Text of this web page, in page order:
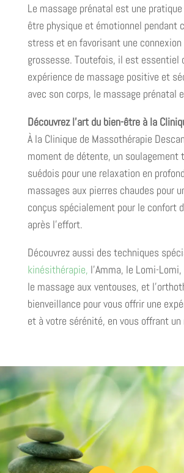
Le massage prénatal est une
être physique et émotionnel pendant
stress et en favorisant une
grossesse. Toutefois, il est essentiel
expérience de massage positive et
avec son corps, le massage prénatal
Découvrez l’art du bien-être à la
À la Clinique de Massothérapie
moment de détente, un
suédois pour une relaxation en
massages aux pierres chaudes pour
conçus spécialement pour le confort
après l’effort.
Découvrez aussi des techniques
kinésithérapie, l’Amma, le Lomi-
le massage aux ventouses, et
bienveillance pour vous offrir une
et à votre sérénité, en vous offrant
Prendre un rendez-vous